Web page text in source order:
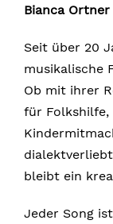
Bianca
Seit über 20
musikalische
Ob mit ihrer
für Folkshilfe,
bleibt ein
Jeder Song